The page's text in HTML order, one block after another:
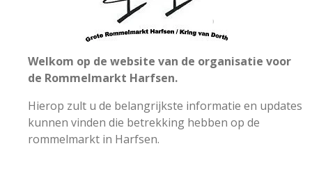
Welkom op de website van de organisatie voor
de Rommelmarkt Harfsen.
Hierop zult u de belangrijkste informatie en updates
kunnen vinden die betrekking hebben op de
rommelmarkt in Harfsen.